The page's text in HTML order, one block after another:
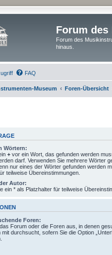
Forum
Forum des
hinaus.
FAQ
Museum Foren-Übersicht
Wörtern:
+ vor ein Wort, das gefunden werden
darf. Verwenden Sie mehrere Wörter
nur eines der Wörter gefunden werden
teilweise Übereinstimmungen.
Autor:
ein * als Platzhalter für teilweise
Foren:
Forum oder die Foren aus, in denen
mit durchsucht, sofern Sie die Option